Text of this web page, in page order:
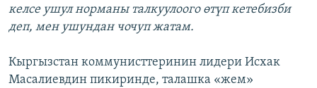
келсе ушул норманы талкуулоого өтүп кетебизби
деп, мен ушундан чочуп жатам.
Кыргызстан коммунисттеринин лидери Исхак
Масалиевдин пикиринде, талашка «жем»